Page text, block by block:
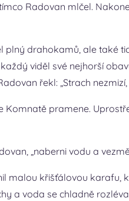
Radovan mlčel.
plný drahokamů, ale také
viděl své nejhorší
řekl: „Strach
Komnatě pramene.
„naberni vodu a
malou křišťálovou karafu,
a voda se chladně